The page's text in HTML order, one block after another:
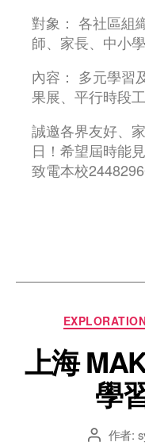
對象： 各社區組
師、家長、中小
內容： 多元學習
果展、平行時段
誠邀各界友好、
日！希望屆時能
致電本校
上海
學
作者: